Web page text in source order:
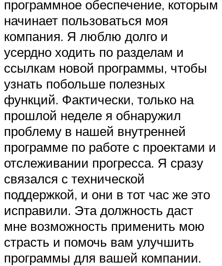
программное обеспечение, которым
начинает пользоваться моя
компания. Я люблю долго и
усердно ходить по разделам и
ссылкам новой программы, чтобы
узнать побольше полезных
функций. Фактически, только на
прошлой неделе я обнаружил
проблему в нашей внутренней
программе по работе с проектами и
отслеживании прогресса. Я сразу
связался с технической
поддержкой, и они в тот час же это
исправили. Эта должность даст
мне возможность применить мою
страсть и помочь вам улучшить
программы для вашей компании.